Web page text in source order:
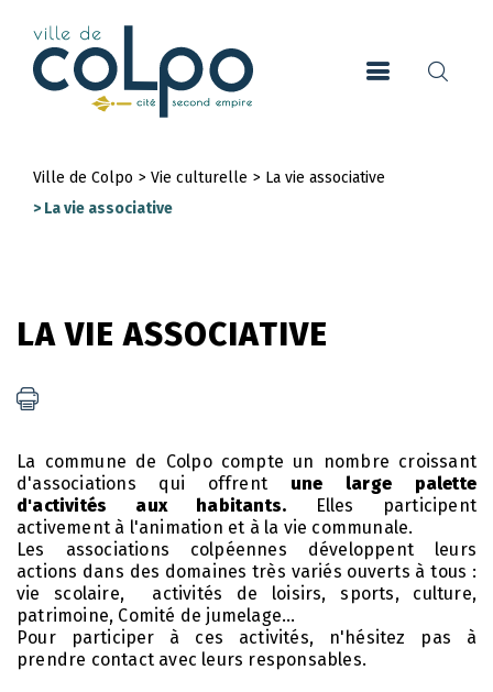
contenu
Fil
Ville de Colpo > Vie culturelle > La vie associative
> La vie associative
LA VIE ASSOCIATIVE
La commune de Colpo compte un nombre croissant
d'associations qui offrent une large palette
d'activités aux habitants. Elles participent
activement à l'animation et à la vie communale.
Les associations colpéennes développent leurs
actions dans des domaines très variés ouverts à tous :
vie scolaire, activités de loisirs, sports, culture,
patrimoine, Comité de jumelage...
Pour participer à ces activités, n'hésitez pas à
prendre contact avec leurs responsables.